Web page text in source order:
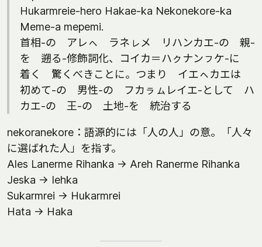
Hukarmreie-hero Hakae-ka Nekonekore-ka
Meme-a mepemi.
首相-の アレㇸ ラネㇾメ リハンカエ-の 親-
を 遡る-修飾詞化、コイカ＝ハㇰナンㇷケ-に
着く 驚くべきことに。つまり イエㇸカエは
初めて-の 男性-の フカㇻㇺレイエ-として ハ
カエ-の 王-の 土地-を 統治する
nekoranekore：語源的には「人の人」の意。「人々
に選ばれた人」を指す。
Ales Lanerme Rihanka -> Areh Ranerme Rihanka
Jeska -> Iehka
Sukarmrei -> Hukarmrei
Hata -> Haka